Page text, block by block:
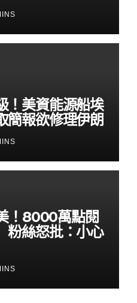
！美資能源船埃
報欲修理伊朗
！8000萬點閱
絲怒批：小心